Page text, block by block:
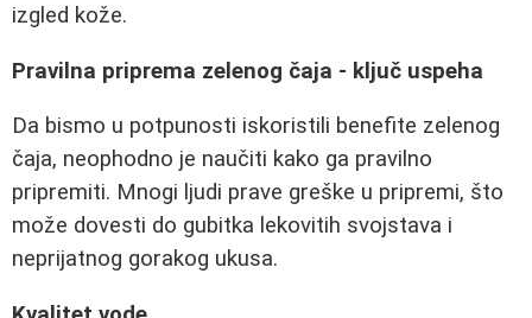
izgled kože.
Pravilna priprema zelenog čaja - ključ uspeha
Da bismo u potpunosti iskoristili benefite zelenog
čaja, neophodno je naučiti kako ga pravilno
pripremiti. Mnogi ljudi prave greške u pripremi, što
može dovesti do gubitka lekovitih svojstava i
neprijatnog gorakog ukusa.